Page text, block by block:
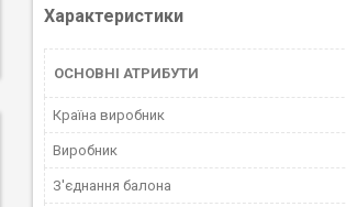
Характеристики
ОСНОВНІ АТРИБУТИ
Країна виробник
Виробник
З'єднання балона